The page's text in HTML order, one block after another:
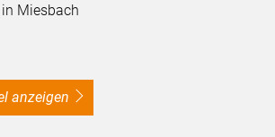
Miesbach
anzeigen